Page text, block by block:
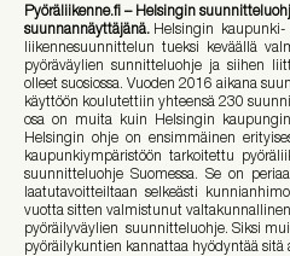
Pyöräliikenne.fi – Helsingin
suunnannäyttäjänä. Helsingin
liikennesuunnittelun tueksi keväällä
pyöräväylien sunnitteluohje ja siihen
olleet suosiossa. Vuoden 2016 aikana
käyttöön koulutettiin yhteensä 230
osa on muita kuin Helsingin
Helsingin ohje on ensimmäinen
kaupunkiympäristöön tarkoitettu
suunnitteluohje Suomessa. Se on
laatutavoitteiltaan selkeästi
vuotta sitten valmistunut
pyöräilyväylien suunnitteluohje. Siksi
pyöräilykuntien kannattaa hyödyntää sitä